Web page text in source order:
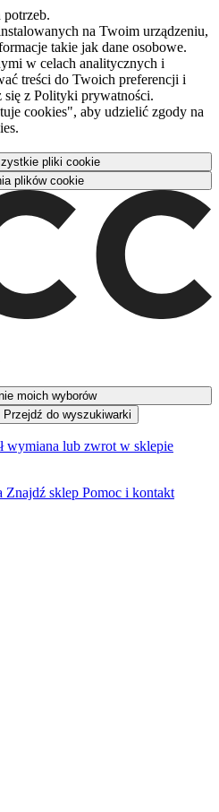
na Twoim urządzeniu,
takie jak dane osobowe.
w celach analitycznych i
treści do Twoich preferencji i
się z Polityki prywatności.
cookies", aby udzielić zgody na
pliki cookie
plików cookie
moich wyborów
Przejdź do wyszukiwarki
wymiana lub zwrot w sklepie
Znajdź sklep Pomoc i kontakt